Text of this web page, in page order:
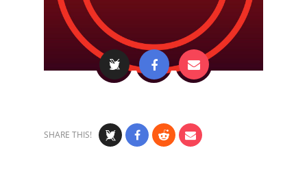
SHARE THIS!